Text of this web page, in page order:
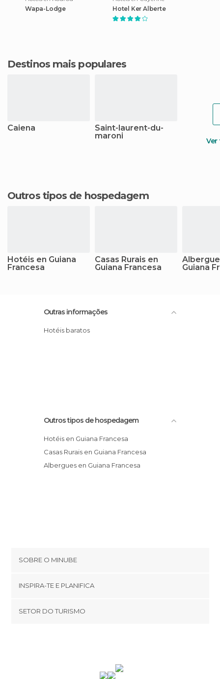
Wapa-Lodge
Hotel Ker Alberte
Destinos mais populares
Caiena
Saint-laurent-du-
maroni
Outros tipos de hospedagem
Hotéis en Guiana
Francesa
Casas Rurais en
Guiana Francesa
Guiana
Outras informações
Hotéis baratos
Outros tipos de hospedagem
Hotéis en Guiana Francesa
Casas Rurais en Guiana Francesa
Albergues en Guiana Francesa
SOBRE O MINUBE
Términos e Condições
INSPIRA-TE E PLANIFICA
SETOR DO TURISMO